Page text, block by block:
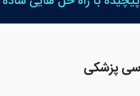
پزشکی